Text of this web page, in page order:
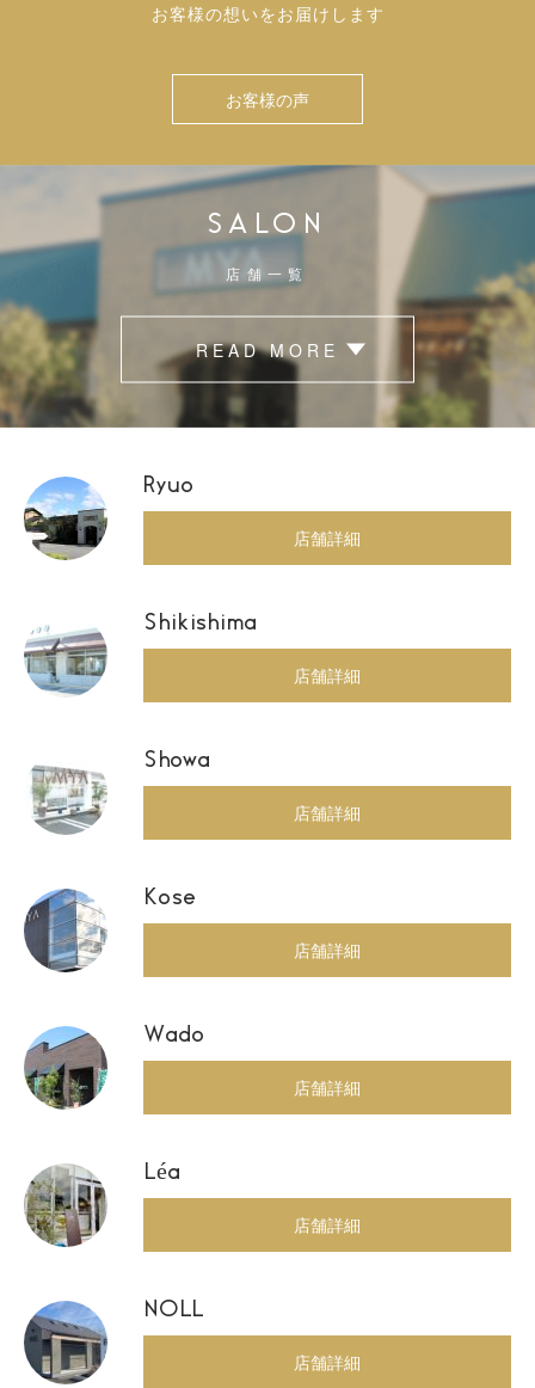
お客様の想いをお届けします
お客様の声
SALON
店舗一覧
READ MORE
Ryuo
店舗詳細
Shikishima
店舗詳細
Showa
店舗詳細
Kose
店舗詳細
Wado
店舗詳細
Léa
店舗詳細
NOLL
店舗詳細